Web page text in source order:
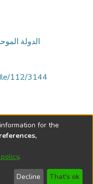
الدولة
112/3144
2026
User
Send
for the
.
Decline That's ok